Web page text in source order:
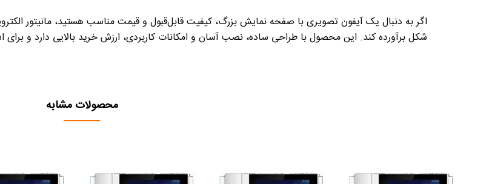
اگر به دنبال یکآیفون تصویری با صفحه نمایش بزرگ، کیفیت قابل‌قبول و قیمت مناسب
شکل برآورده کند. این محصول با طراحی ساده، نصب آسان و امکانات کاربردی، ارزش خرید بالایی دارد و
محصولات مشابه